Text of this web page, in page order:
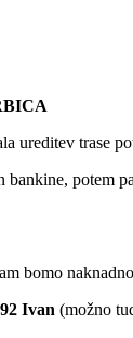
ureditev trase
potem
bomo
Ivan (možno